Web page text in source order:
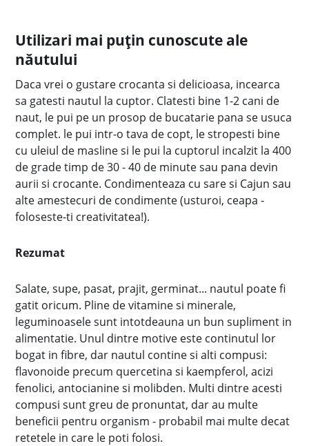
Utilizari mai puțin cunoscute ale
năutului
Daca vrei o gustare crocanta si delicioasa, incearca
sa gatesti nautul la cuptor. Clatesti bine 1-2 cani de
naut, le pui pe un prosop de bucatarie pana se usuca
complet. le pui intr-o tava de copt, le stropesti bine
cu uleiul de masline si le pui la cuptorul incalzit la 400
de grade timp de 30 - 40 de minute sau pana devin
aurii si crocante. Condimenteaza cu sare si Cajun sau
alte amestecuri de condimente (usturoi, ceapa -
foloseste-ti creativitatea!).
Rezumat
Salate, supe, pasat, prajit, germinat... nautul poate fi
gatit oricum. Pline de vitamine si minerale,
leguminoasele sunt intotdeauna un bun supliment in
alimentatie. Unul dintre motive este continutul lor
bogat in fibre, dar nautul contine si alti compusi:
flavonoide precum quercetina si kaempferol, acizi
fenolici, antocianine si molibden. Multi dintre acesti
compusi sunt greu de pronuntat, dar au multe
beneficii pentru organism - probabil mai multe decat
retetele in care le poti folosi.